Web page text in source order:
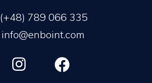
(+48) 789 066 335
info@enboint.com